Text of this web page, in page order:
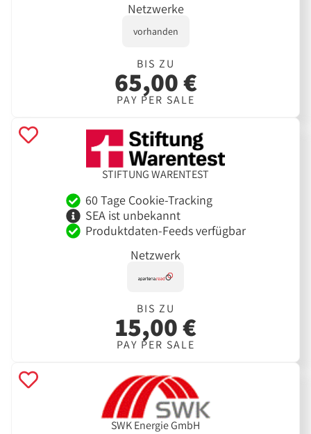
Netzwerke
vorhanden
BIS ZU
65,00 €
PAY PER SALE
STIFTUNG WARENTEST
60 Tage Cookie-Tracking
SEA ist unbekannt
Produktdaten-Feeds verfügbar
Netzwerk
BIS ZU
15,00 €
PAY PER SALE
SWK Energie GmbH